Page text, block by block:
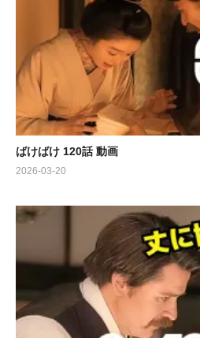
ばけばけ 120話 動画
2026-03-20